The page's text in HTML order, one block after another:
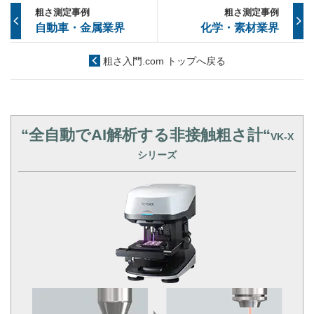
粗さ測定事例
自動車・金属業界
粗さ測定事例
化学・素材業界
粗さ入門.com トップへ戻る
“全自動でAI解析する非接触粗さ計“VK-X
シリーズ